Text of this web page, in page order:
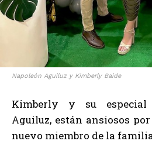
Napoleón Aguiluz y Kimberly Baide
Kimberly y su especial
Aguiluz, están ansiosos
nuevo miembro de la